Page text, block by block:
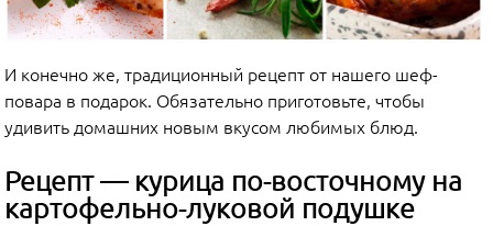
И конечно же, традиционный рецепт от нашего шеф-
повара в подарок. Обязательно приготовьте, чтобы
удивить домашних новым вкусом любимых блюд.
Рецепт — курица по-восточному на
картофельно-луковой подушке